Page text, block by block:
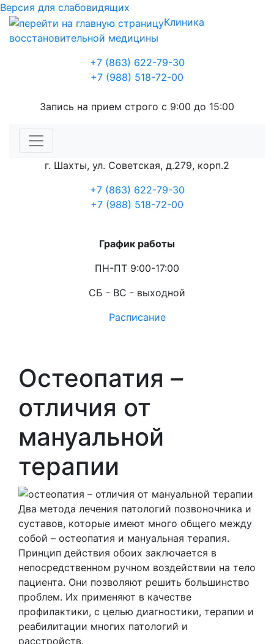
Версия для слабовидящих
Клиника
восстановительной медицины
+7 (863) 622-79-30
+7 (988) 518-72-00
Запись на прием строго с 9:00 до 15:00
г. Шахты, ул. Советская, д.279, корп.2
+7 (863) 622-79-30
+7 (988) 518-72-00
График работы
ПН-ПТ 9:00-17:00
СБ - ВС - выходной
Расписание
Остеопатия –
отличия от
мануальной
терапии
Два метода лечения патологий позвоночника и
суставов, которые имеют много общего между
собой – остеопатия и мануальная терапия.
Принцип действия обоих заключается в
непосредственном ручном воздействии на тело
пациента. Они позволяют решить большинство
проблем. Их применяют в качестве
профилактики, с целью диагностики, терапии и
реабилитации многих патологий и
расстройств.